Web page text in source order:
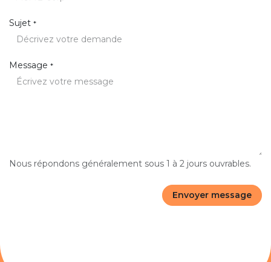
Sujet *
Message *
Nous répondons généralement sous 1 à 2 jours ouvrables.
Envoyer message